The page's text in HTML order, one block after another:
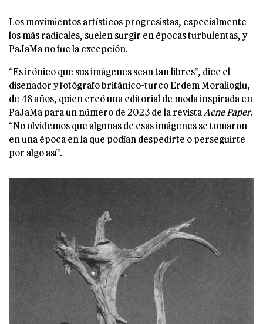
Los movimientos artísticos progresistas, especialmente
los más radicales, suelen surgir en épocas turbulentas, y
PaJaMa no fue la excepción.
“Es irónico que sus imágenes sean tan libres”, dice el
diseñador y fotógrafo británico-turco Erdem Moralioglu,
de 48 años, quien creó una editorial de moda inspirada en
PaJaMa para un número de 2023 de la revista Acne Paper.
“No olvidemos que algunas de esas imágenes se tomaron
en una época en la que podían despedirte o perseguirte
por algo así”.